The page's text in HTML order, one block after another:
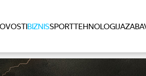
BIZNISSPORTTEHNOLOGIJA